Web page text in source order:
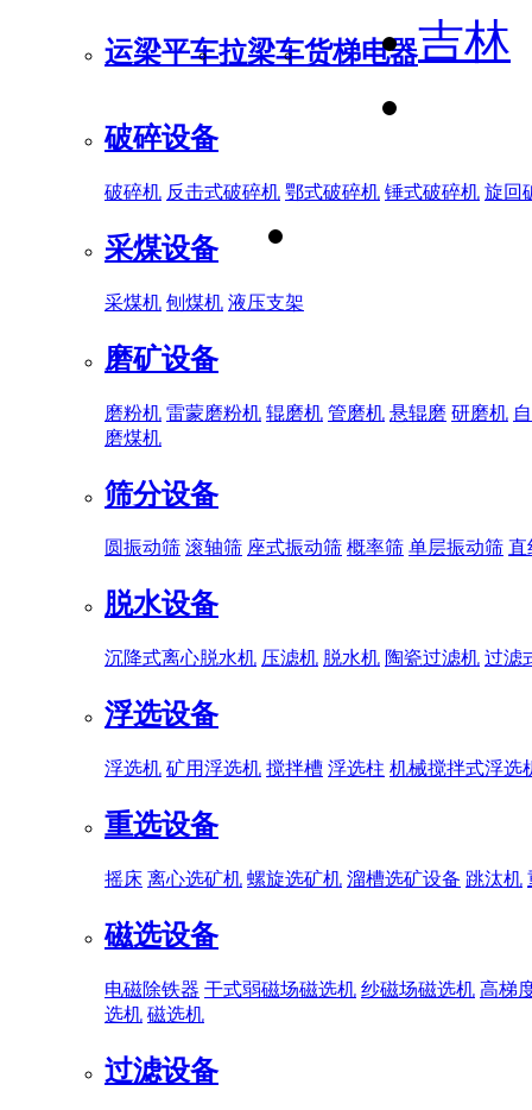
运梁平车拉梁车货梯电器
破碎设备
破碎机 反击式破碎机 鄂式破碎机 锤式破碎机 旋回
采煤设备
采煤机 刨煤机 液压支架
磨矿设备
磨粉机 雷蒙磨粉机 辊磨机 管磨机 悬辊磨 研磨机
磨煤机
筛分设备
圆振动筛 滚轴筛 座式振动筛 概率筛 单层振动筛 直
脱水设备
沉降式离心脱水机 压滤机 脱水机 陶瓷过滤机 过滤
浮选设备
浮选机 矿用浮选机 搅拌槽 浮选柱 机械搅拌式浮选
重选设备
摇床 离心选矿机 螺旋选矿机 溜槽选矿设备 跳汰机
磁选设备
电磁除铁器 干式弱磁场磁选机 纱磁场磁选机 高梯
选机 磁选机
过滤设备
吉林